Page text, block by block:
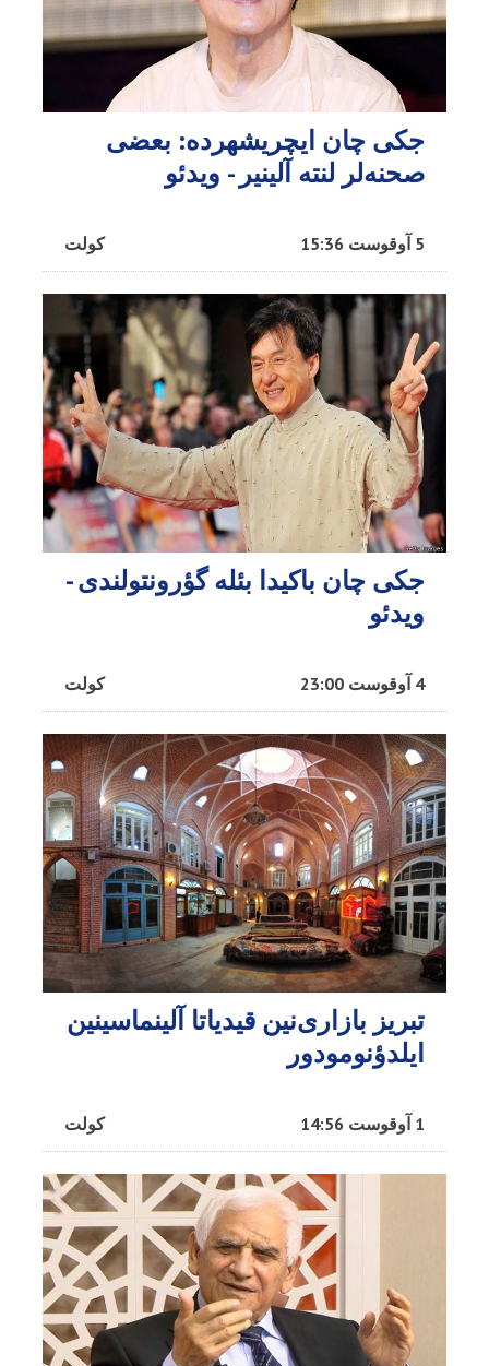
جکی چان ایچریشهرده: بعضی
صحنه‌لر لنته آلینیر - ویدئو
کولت 5 آوقوست 15:36
جکی چان باکیدا بئله گؤرونتولندی -
ویدئو
کولت 4 آوقوست 23:00
تبریز بازاری‌نین قیدیاتا آلینماسینین
ایلدؤنومودور
کولت 1 آوقوست 14:56